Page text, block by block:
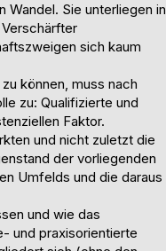
Sie unterliegen in
sich kaum
können, muss nach
zu: Qualifizierte und
Faktor.
und nicht zuletzt die
der vorliegenden
Umfelds und die daraus
und wie das
und praxisorientierte